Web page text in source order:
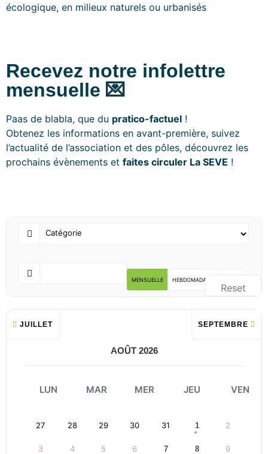
écologique, en milieux naturels ou urbanisés
Recevez notre infolettre
mensuelle 💌
Paas de blabla, que du pratico-factuel !
Obtenez les informations en avant-première, suivez
l’actualité de l’association et des pôles, découvrez les
prochains évènements et faites circuler La SEVE !
Reset
MENSUELLE HEBDOMADAIRE
JUILLET
AOÛT 2026
SEPTEMBRE
LUN MAR MER JEU VEN
27 28 29 30 31 1 2
3 4 5 6 7 8 9